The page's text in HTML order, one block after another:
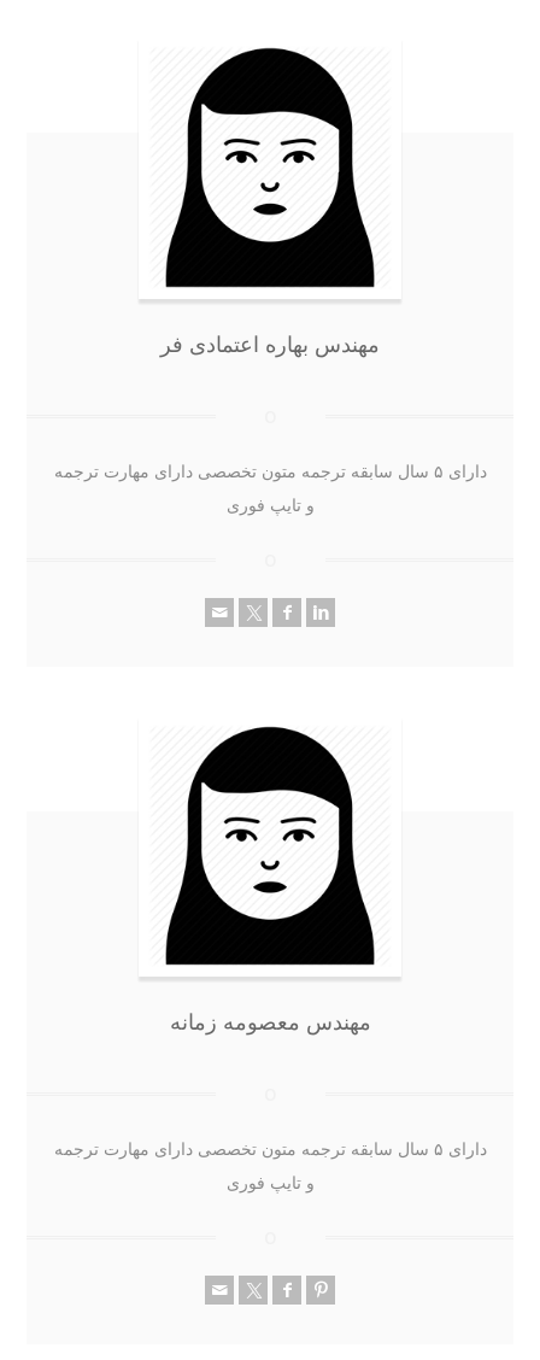
مهندس بهاره اعتمادی فر
دارای ۵ سال سابقه ترجمه متون تخصصی دارای مهارت ترجمه
و تایپ فوری
مهندس معصومه زمانه
دارای ۵ سال سابقه ترجمه متون تخصصی دارای مهارت ترجمه
و تایپ فوری